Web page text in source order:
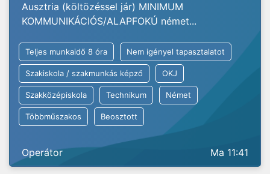
Ausztria (költözéssel jár) MINIMUM
KOMMUNIKÁCIÓS/ALAPFOKÚ német...
Teljes munkaidő 8 óra Nem igényel tapasztalatot
Szakiskola / szakmunkás képző OKJ
Szakközépiskola Technikum Német
Többműszakos Beosztott
Operátor Ma 11:41